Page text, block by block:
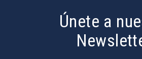
Únete a